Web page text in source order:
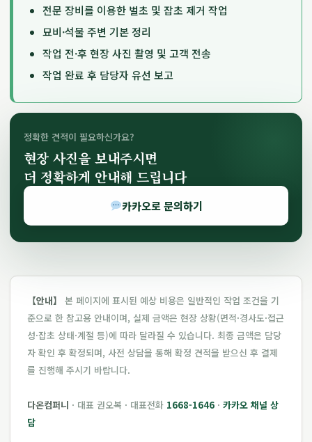
전문 장비를 이용한 벌초 및 잡초 제거 작업
묘비·석물 주변 기본 정리
작업 전·후 현장 사진 촬영 및 고객 전송
작업 완료 후 담당자 유선 보고
정확한 견적이 필요하신가요?
현장 사진을 보내주시면
더 정확하게 안내해 드립니다
카카오로 문의하기
【안내】
본 페이지에 표시된 예상 비용은 일반적인 작업 조건을 기
준으로 한 참고용 안내이며, 실제 금액은 현장 상황(면적·경사도·접근
성·잡초 상태·계절 등)에 따라 달라질 수 있습니다. 최종 금액은 담당
자 확인 후 확정되며, 사전 상담을 통해 확정 견적을 받으신 후 결제
를 진행해 주시기 바랍니다.
다온컴퍼니 · 대표 권오복 · 대표전화 1668-1646 · 카카오 채널 상
담